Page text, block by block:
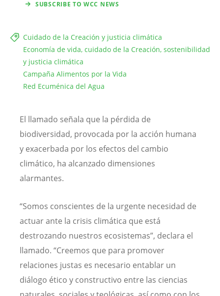
SUBSCRIBE TO WCC NEWS
Cuidado de la Creación y justicia climática
Economía de vida, cuidado de la Creación, sostenibilidad
y justicia climática
Campaña Alimentos por la Vida
Red Ecuménica del Agua
El llamado señala que la pérdida de
biodiversidad, provocada por la acción humana
y exacerbada por los efectos del cambio
climático, ha alcanzado dimensiones
alarmantes.
“Somos conscientes de la urgente necesidad de
actuar ante la crisis climática que está
destrozando nuestros ecosistemas”, declara el
llamado. “Creemos que para promover
relaciones justas es necesario entablar un
diálogo ético y constructivo entre las ciencias